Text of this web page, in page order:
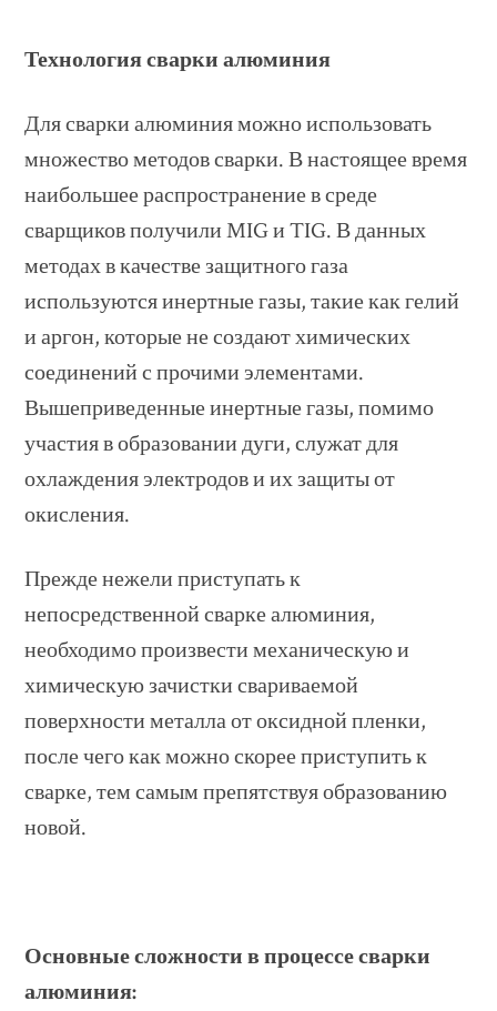
Технология сварки алюминия
Для сварки алюминия можно использовать
множество методов сварки. В настоящее время
наибольшее распространение в среде
сварщиков получили MIG и TIG. В данных
методах в качестве защитного газа
используются инертные газы, такие как гелий
и аргон, которые не создают химических
соединений с прочими элементами.
Вышеприведенные инертные газы, помимо
участия в образовании дуги, служат для
охлаждения электродов и их защиты от
окисления.
Прежде нежели приступать к
непосредственной сварке алюминия,
необходимо произвести механическую и
химическую зачистки свариваемой
поверхности металла от оксидной пленки,
после чего как можно скорее приступить к
сварке, тем самым препятствуя образованию
новой.
Основные сложности в процессе сварки
алюминия: